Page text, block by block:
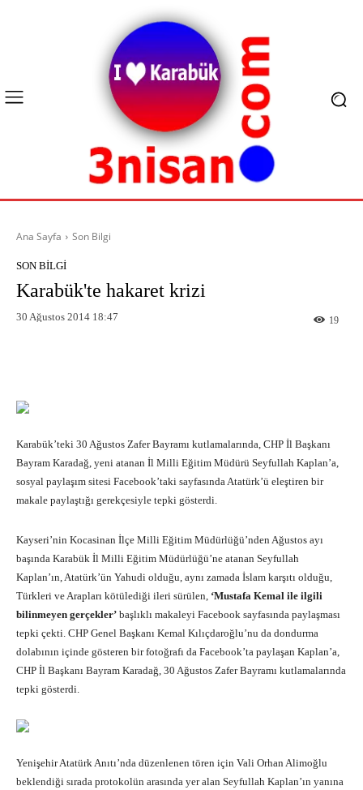
Ana Sayfa Son Bilgi
SON BILGI
Karabük'te hakaret krizi
30 Ağustos 2014 18:47 19
Karabük’teki 30 Ağustos Zafer Bayramı kutlamalarında, CHP İl Başkanı
Bayram Karadağ, yeni atanan İl Milli Eğitim Müdürü Seyfullah Kaplan’a,
sosyal paylaşım sitesi Facebook’taki sayfasında Atatürk’ü eleştiren bir
makale paylaştığı gerekçesiyle tepki gösterdi.
Kayseri’nin Kocasinan İlçe Milli Eğitim Müdürlüğü’nden Ağustos ayı
başında Karabük İl Milli Eğitim Müdürlüğü’ne atanan Seyfullah
Kaplan’ın, Atatürk’ün Yahudi olduğu, aynı zamada İslam karşıtı olduğu,
Türkleri ve Arapları kötülediği ileri sürülen, ‘Mustafa Kemal ile ilgili
bilinmeyen gerçekler’ başlıklı makaleyi Facebook sayfasında paylaşması
tepki çekti. CHP Genel Başkanı Kemal Kılıçdaroğlu’nu da dondurma
dolabının içinde gösteren bir fotoğrafı da Facebook’ta paylaşan Kaplan’a,
CHP İl Başkanı Bayram Karadağ, 30 Ağustos Zafer Bayramı kutlamalarında
tepki gösterdi.
Yenişehir Atatürk Anıtı’nda düzenlenen tören için Vali Orhan Alimoğlu
beklendiği sırada protokolün arasında yer alan Seyfullah Kaplan’ın yanına